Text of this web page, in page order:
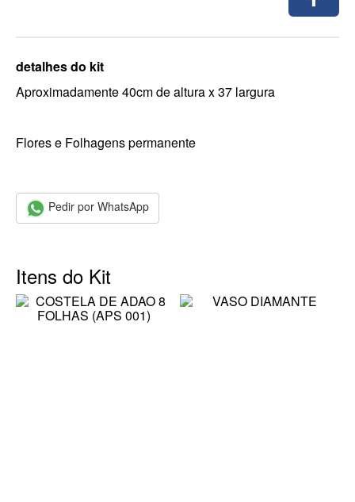
detalhes do kit
Aproximadamente 40cm de altura x 37 largura
Flores e Folhagens permanente
Pedir por WhatsApp
Itens do Kit